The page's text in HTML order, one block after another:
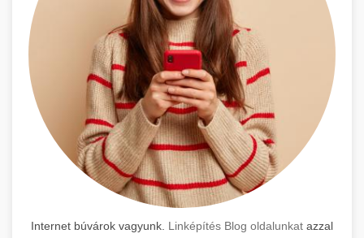
Internet búvárok vagyunk. Linképítés Blog oldalunkat azzal